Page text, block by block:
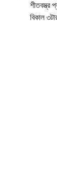
শীতবস্ত্র
বিকাল